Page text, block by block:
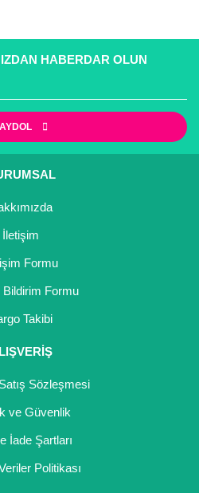
HABERDAR OLUN
İletişim
Formu
Bildirim Formu
Takibi
Sözleşmesi
ve Güvenlik
İade Şartları
Politikası